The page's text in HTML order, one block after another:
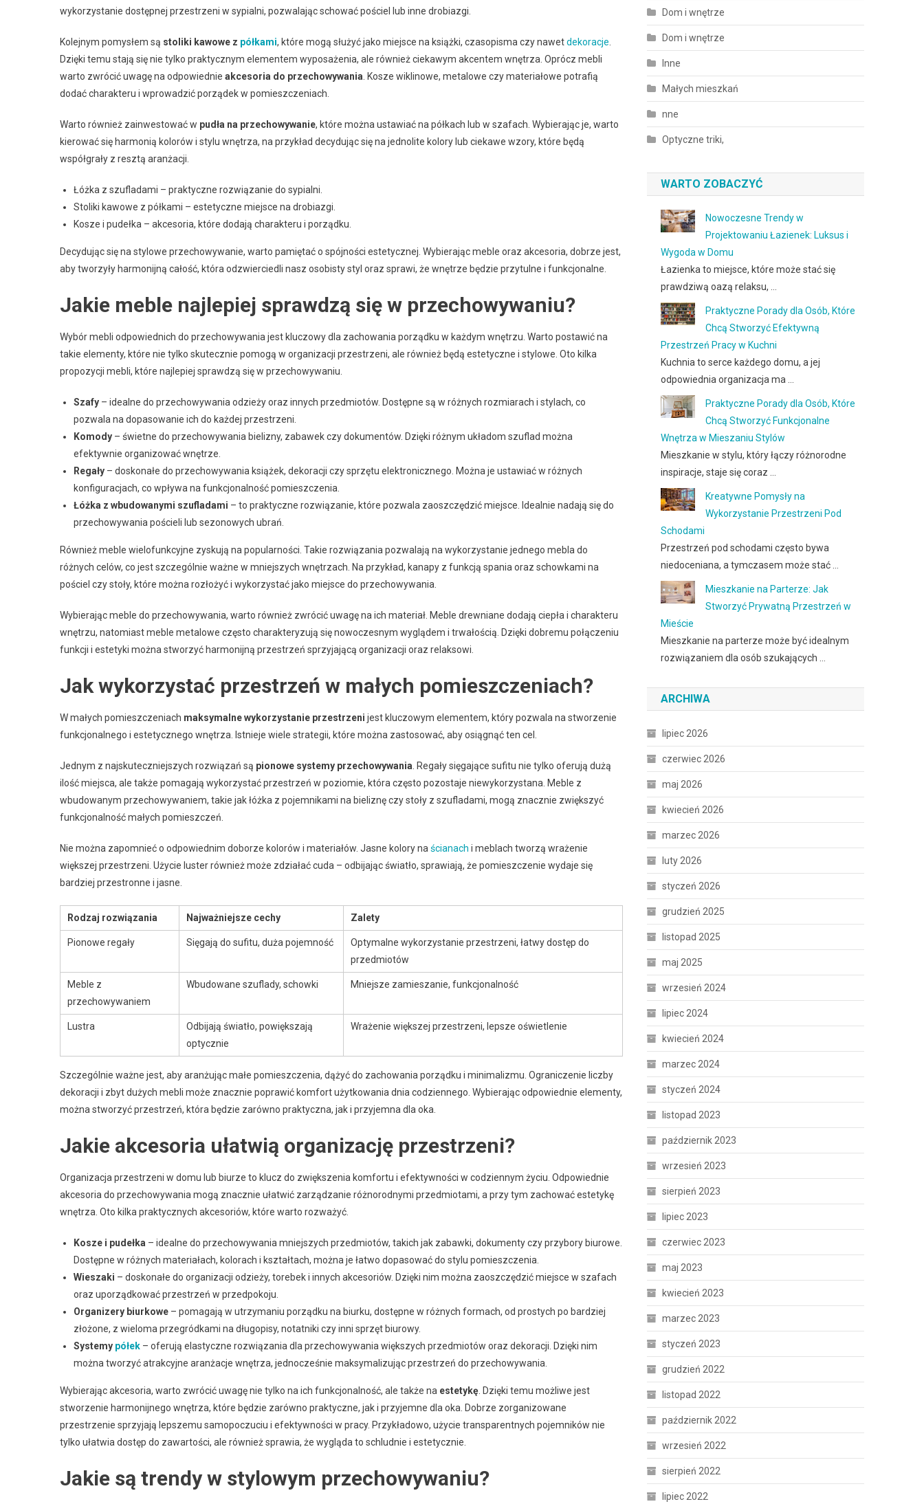
wykorzystanie dostępnej przestrzeni w sypialni, pozwalając schować pościel lub inne drobiazgi.
Kolejnym pomysłem są stoliki kawowe z półkami, które mogą służyć jako miejsce na książki, czasopisma czy nawetdekoracje
Dzięki temu stają się nie tylko praktycznym elementem wyposażenia, ale również ciekawym akcentem wnętrza. Oprócz mebli
warto zwrócić uwagę na odpowiednie akcesoria do przechowywania . Kosze wiklinowe, metalowe czy materiałowe potrafią
dodać charakteru i wprowadzić porządek w pomieszczeniach.
Warto również zainwestować w pudła na przechowywanie, które można ustawiać na półkach lub w szafach. Wybierając je, warto
kierować się harmonią kolorów i stylu wnętrza, na przykład decydując się na jednolite kolory lub ciekawe wzory, które będą
współgrały z resztą aranżacji.
Łóżka z szufladami – praktyczne rozwiązanie do sypialni.
Stoliki kawowe z półkami – estetyczne miejsce na drobiazgi.
Kosze i pudełka – akcesoria, które dodają charakteru i porządku.
Decydując się na stylowe przechowywanie, warto pamiętać o spójności estetycznej. Wybierając meble oraz akcesoria, dobrze jest,
aby tworzyły harmonijną całość, która odzwierciedli nasz osobisty styl oraz sprawi, że wnętrze będzie przytulne i funkcjonalne.
Jakie meble najlepiej sprawdzą się w przechowywaniu?
Wybór mebli odpowiednich do przechowywania jest kluczowy dla zachowania porządku w każdym wnętrzu. Warto postawić na
takie elementy, które nie tylko skutecznie pomogą w organizacji przestrzeni, ale również będą estetyczne i stylowe. Oto kilka
propozycji mebli, które najlepiej sprawdzą się w przechowywaniu.
Szafy – idealne do przechowywania odzieży oraz innych przedmiotów. Dostępne są w różnych rozmiarach i stylach, co
pozwala na dopasowanie ich do każdej przestrzeni.
Komody – świetne do przechowywania bielizny, zabawek czy dokumentów. Dzięki różnym układom szuflad można
efektywnie organizować wnętrze.
Regały – doskonałe do przechowywania książek, dekoracji czy sprzętu elektronicznego. Można je ustawiać w różnych
konfiguracjach, co wpływa na funkcjonalność pomieszczenia.
Łóżka z wbudowanymi szufladami – to praktyczne rozwiązanie, które pozwala zaoszczędzić miejsce. Idealnie nadają się do
przechowywania pościeli lub sezonowych ubrań.
Również meble wielofunkcyjne zyskują na popularności. Takie rozwiązania pozwalają na wykorzystanie jednego mebla do
różnych celów, co jest szczególnie ważne w mniejszych wnętrzach. Na przykład, kanapy z funkcją spania oraz schowkami na
pościel czy stoły, które można rozłożyć i wykorzystać jako miejsce do przechowywania.
Wybierając meble do przechowywania, warto również zwrócić uwagę na ich materiał. Meble drewniane dodają ciepła i charakteru
wnętrzu, natomiast meble metalowe często charakteryzują się nowoczesnym wyglądem i trwałością. Dzięki dobremu połączeniu
funkcji i estetyki można stworzyć harmonijną przestrzeń sprzyjającą organizacji oraz relaksowi.
Jak wykorzystać przestrzeń w małych pomieszczeniach?
W małych pomieszczeniach maksymalne wykorzystanie przestrzeni jest kluczowym elementem, który pozwala na stworzenie
funkcjonalnego i estetycznego wnętrza. Istnieje wiele strategii, które można zastosować, aby osiągnąć ten cel.
Jednym z najskuteczniejszych rozwiązań są pionowe systemy przechowywania . Regały sięgające sufitu nie tylko oferują dużą
ilość miejsca, ale także pomagają wykorzystać przestrzeń w poziomie, która często pozostaje niewykorzystana. Meble z
wbudowanym przechowywaniem, takie jak łóżka z pojemnikami na bieliznę czy stoły z szufladami, mogą znacznie zwiększyć
funkcjonalność małych pomieszczeń.
Nie można zapomnieć o odpowiednim doborze kolorów i materiałów. Jasne kolory na ścianach i meblach tworzą wrażenie
większej przestrzeni. Użycie luster również może zdziałać cuda – odbijając światło, sprawiają, że pomieszczenie wydaje się
bardziej przestronne i jasne.
Rodzaj rozwiązania Najważniejsze cechy Zalety
Pionowe regały Sięgają do sufitu, duża pojemność
Optymalne wykorzystanie przestrzeni, łatwy dostęp do
przedmiotów
Meble z
przechowywaniem
Wbudowane szuflady, schowki Mniejsze zamieszanie, funkcjonalność
Lustra
Odbijają światło, powiększają
optycznie
Wrażenie większej przestrzeni, lepsze oświetlenie
Szczególnie ważne jest, aby aranżując małe pomieszczenia, dążyć do zachowania porządku i minimalizmu. Ograniczenie liczby
dekoracji i zbyt dużych mebli może znacznie poprawić komfort użytkowania dnia codziennego. Wybierając odpowiednie elementy,
można stworzyć przestrzeń, która będzie zarówno praktyczna, jak i przyjemna dla oka.
Jakie akcesoria ułatwią organizację przestrzeni?
Organizacja przestrzeni w domu lub biurze to klucz do zwiększenia komfortu i efektywności w codziennym życiu. Odpowiednie
akcesoria do przechowywania mogą znacznie ułatwić zarządzanie różnorodnymi przedmiotami, a przy tym zachować estetykę
wnętrza. Oto kilka praktycznych akcesoriów, które warto rozważyć.
Kosze i pudełka – idealne do przechowywania mniejszych przedmiotów, takich jak zabawki, dokumenty czy przybory biurowe.
Dostępne w różnych materiałach, kolorach i kształtach, można je łatwo dopasować do stylu pomieszczenia.
Wieszaki – doskonałe do organizacji odzieży, torebek i innych akcesoriów. Dzięki nim można zaoszczędzić miejsce w szafach
oraz uporządkować przestrzeń w przedpokoju.
Organizery biurkowe – pomagają w utrzymaniu porządku na biurku, dostępne w różnych formach, od prostych po bardziej
złożone, z wieloma przegródkami na długopisy, notatniki czy inni sprzęt biurowy.
Systemy półek – oferują elastyczne rozwiązania dla przechowywania większych przedmiotów oraz dekoracji. Dzięki nim
można tworzyć atrakcyjne aranżacje wnętrza, jednocześnie maksymalizując przestrzeń do przechowywania.
Wybierając akcesoria, warto zwrócić uwagę nie tylko na ich funkcjonalność, ale także na estetykę . Dzięki temu możliwe jest
stworzenie harmonijnego wnętrza, które będzie zarówno praktyczne, jak i przyjemne dla oka. Dobrze zorganizowane
przestrzenie sprzyjają lepszemu samopoczuciu i efektywności w pracy. Przykładowo, użycie transparentnych pojemników nie
tylko ułatwia dostęp do zawartości, ale również sprawia, że wygląda to schludnie i estetycznie.
Jakie są trendy w stylowym przechowywaniu?
Dom i wnętrze
Dom i wnętrze
Inne
Małych mieszkań
nne
Optyczne triki,
WARTO ZOBACZYĆ
Nowoczesne Trendy w
Projektowaniu Łazienek: Luksus i
Wygoda w Domu
Łazienka to miejsce, które może stać się
prawdziwą oazą relaksu, …
Praktyczne Porady dla Osób, Które
Chcą Stworzyć Efektywną
Przestrzeń Pracy w Kuchni
Kuchnia to serce każdego domu, a jej
odpowiednia organizacja ma …
Praktyczne Porady dla Osób, Które
Chcą Stworzyć Funkcjonalne
Wnętrza w Mieszaniu Stylów
Mieszkanie w stylu, który łączy różnorodne
inspiracje, staje się coraz …
Kreatywne Pomysły na
Wykorzystanie Przestrzeni Pod
Schodami
Przestrzeń pod schodami często bywa
niedoceniana, a tymczasem może stać …
Mieszkanie na Parterze: Jak
Stworzyć Prywatną Przestrzeń w
Mieście
Mieszkanie na parterze może być idealnym
rozwiązaniem dla osób szukających …
ARCHIWA
lipiec 2026
czerwiec 2026
maj 2026
kwiecień 2026
marzec 2026
luty 2026
styczeń 2026
grudzień 2025
listopad 2025
maj 2025
wrzesień 2024
lipiec 2024
kwiecień 2024
marzec 2024
styczeń 2024
listopad 2023
październik 2023
wrzesień 2023
sierpień 2023
lipiec 2023
czerwiec 2023
maj 2023
kwiecień 2023
marzec 2023
styczeń 2023
grudzień 2022
listopad 2022
październik 2022
wrzesień 2022
sierpień 2022
lipiec 2022